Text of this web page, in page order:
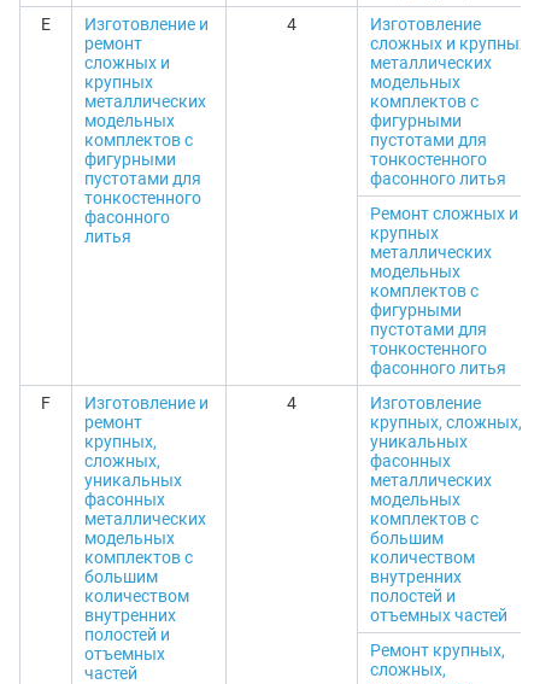
E
Изготовление и
ремонт
сложных и
крупных
металлических
модельных
комплектов с
фигурными
пустотами для
тонкостенного
фасонного
литья
4
Изготовление
сложных и крупных
металлических
модельных
комплектов с
фигурными
пустотами для
тонкостенного
фасонного литья
Ремонт сложных и
крупных
металлических
модельных
комплектов с
фигурными
пустотами для
тонкостенного
фасонного литья
F
Изготовление и
ремонт
крупных,
сложных,
уникальных
фасонных
металлических
модельных
комплектов с
большим
количеством
внутренних
полостей и
отъемных
частей
4
Изготовление
крупных, сложных,
уникальных
фасонных
металлических
модельных
комплектов с
большим
количеством
внутренних
полостей и
отъемных частей
Ремонт крупных,
сложных,